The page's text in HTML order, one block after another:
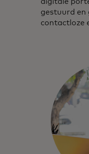
gestuurd en
contactloze